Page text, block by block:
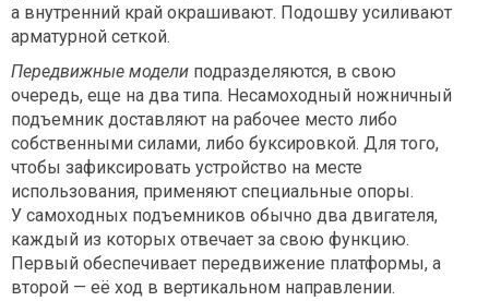
а внутренний край окрашивают. Подошву усиливают
арматурной сеткой.
Передвижные модели подразделяются, в свою
очередь, еще на два типа. Несамоходный ножничный
подъемник доставляют на рабочее место либо
собственными силами, либо буксировкой. Для того,
чтобы зафиксировать устройство на месте
использования, применяют специальные опоры.
У самоходных подъемников обычно два двигателя,
каждый из которых отвечает за свою функцию.
Первый обеспечивает передвижение платформы, а
второй — её ход в вертикальном направлении.